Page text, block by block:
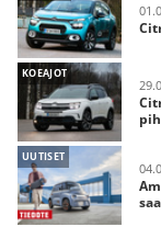
KOEAJOT
UUTISET